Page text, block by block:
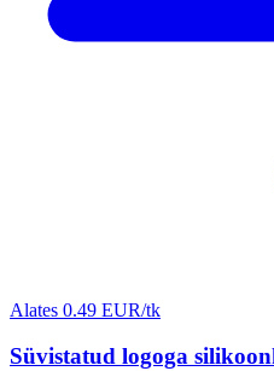
Alates 0.49 EUR/tk
Süvistatud logoga